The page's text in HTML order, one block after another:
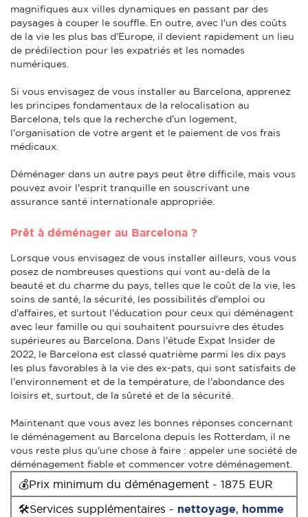
magnifiques aux villes dynamiques en passant par des
paysages à couper le souffle. En outre, avec l'un des coûts
de la vie les plus bas d'Europe, il devient rapidement un lieu
de prédilection pour les expatriés et les nomades
numériques.
Si vous envisagez de vous installer au Barcelona, apprenez
les principes fondamentaux de la relocalisation au
Barcelona, tels que la recherche d'un logement,
l'organisation de votre argent et le paiement de vos frais
médicaux.
Déménager dans un autre pays peut être difficile, mais vous
pouvez avoir l'esprit tranquille en souscrivant une
assurance santé internationale appropriée.
Prêt à déménager au Barcelona ?
Lorsque vous envisagez de vous installer ailleurs, vous vous
posez de nombreuses questions qui vont au-delà de la
beauté et du charme du pays, telles que le coût de la vie, les
soins de santé, la sécurité, les possibilités d'emploi ou
d'affaires, et surtout l'éducation pour ceux qui déménagent
avec leur famille ou qui souhaitent poursuivre des études
supérieures au Barcelona. Dans l'étude Expat Insider de
2022, le Barcelona est classé quatrième parmi les dix pays
les plus favorables à la vie des ex-pats, qui sont satisfaits de
l'environnement et de la température, de l'abondance des
loisirs et, surtout, de la sûreté et de la sécurité.
Maintenant que vous avez les bonnes réponses concernant
le déménagement au Barcelona depuis les Rotterdam, il ne
vous reste plus qu'une chose à faire : appeler une société de
déménagement fiable et commencer votre déménagement.
💰Prix minimum du déménagement - 1875 EUR
🛠Services supplémentaires - nettoyage, homme